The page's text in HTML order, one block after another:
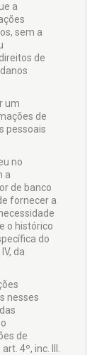
a
sem a
de
um
de
pessoais
no
a
de banco
fornecer a
o histórico
do
da
nesses
de
4º, inc. III.